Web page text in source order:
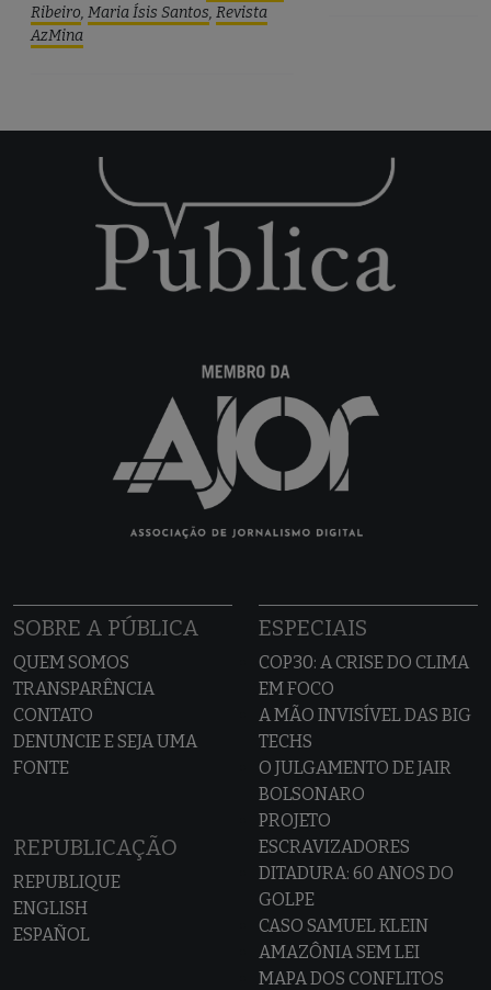
Ribeiro, Maria Ísis Santos, Revista
AzMina
SOBRE A PÚBLICA
QUEM SOMOS
TRANSPARÊNCIA
CONTATO
DENUNCIE E SEJA UMA
FONTE
REPUBLICAÇÃO
REPUBLIQUE
ENGLISH
ESPAÑOL
ESPECIAIS
COP30: A CRISE DO CLIMA
EM FOCO
A MÃO INVISÍVEL DAS BIG
TECHS
O JULGAMENTO DE JAIR
BOLSONARO
PROJETO
ESCRAVIZADORES
DITADURA: 60 ANOS DO
GOLPE
CASO SAMUEL KLEIN
AMAZÔNIA SEM LEI
MAPA DOS CONFLITOS